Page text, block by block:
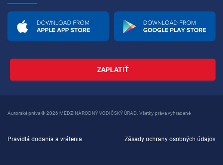
ZAPLATIŤ
Autorské práva © 2026 MEDZINÁRODNÝ VODIČSKÝ ÚRAD. Všetky práva vyhradené
Pravidlá dodania a vrátenia Zásady ochrany osobných údajov